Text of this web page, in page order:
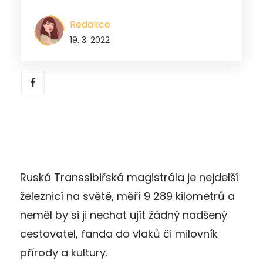
Redakce
19. 3. 2022
Ruská Transsibiřská magistrála je nejdelší
železnicí na světě, měří 9 289 kilometrů a
neměl by si ji nechat ujít žádný nadšený
cestovatel, fanda do vlaků či milovník
přírody a kultury.